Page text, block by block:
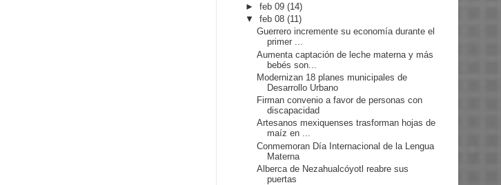
►feb 09(14)
▼feb 08(11)
Guerrero incremente su economía durante el
primer ...
Aumenta captación de leche materna y más
bebés son...
Modernizan 18 planes municipales de
Desarrollo Urbano
Firman convenio a favor de personas con
discapacidad
Artesanos mexiquenses trasforman hojas de
maíz en ...
Conmemoran Día Internacional de la Lengua
Materna
Alberca de Nezahualcóyotl reabre sus
puertas